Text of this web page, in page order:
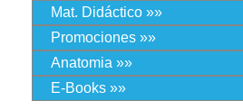
Mat. Didáctico »»
Promociones »»
Anatomia »»
E-Books »»